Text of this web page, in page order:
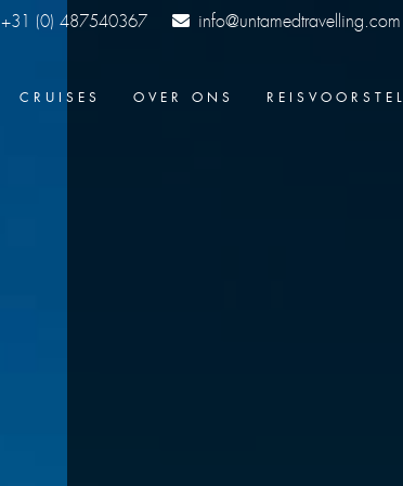
+31 (0) 487540367 info@untamedtravelling.com
CRUISES OVER ONS REISVOORSTEL